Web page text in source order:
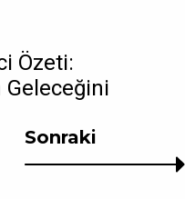
Sonraki
Özeti:
Geleceğini